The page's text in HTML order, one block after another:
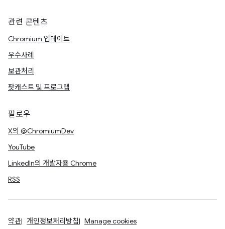
관련 콘텐츠
Chromium 업데이트
우수사례
보관처리
팟캐스트 및 프로그램
팔로우
X의 @ChromiumDev
YouTube
LinkedIn의 개발자용 Chrome
RSS
약관 개인정보처리방침 Manage cookies